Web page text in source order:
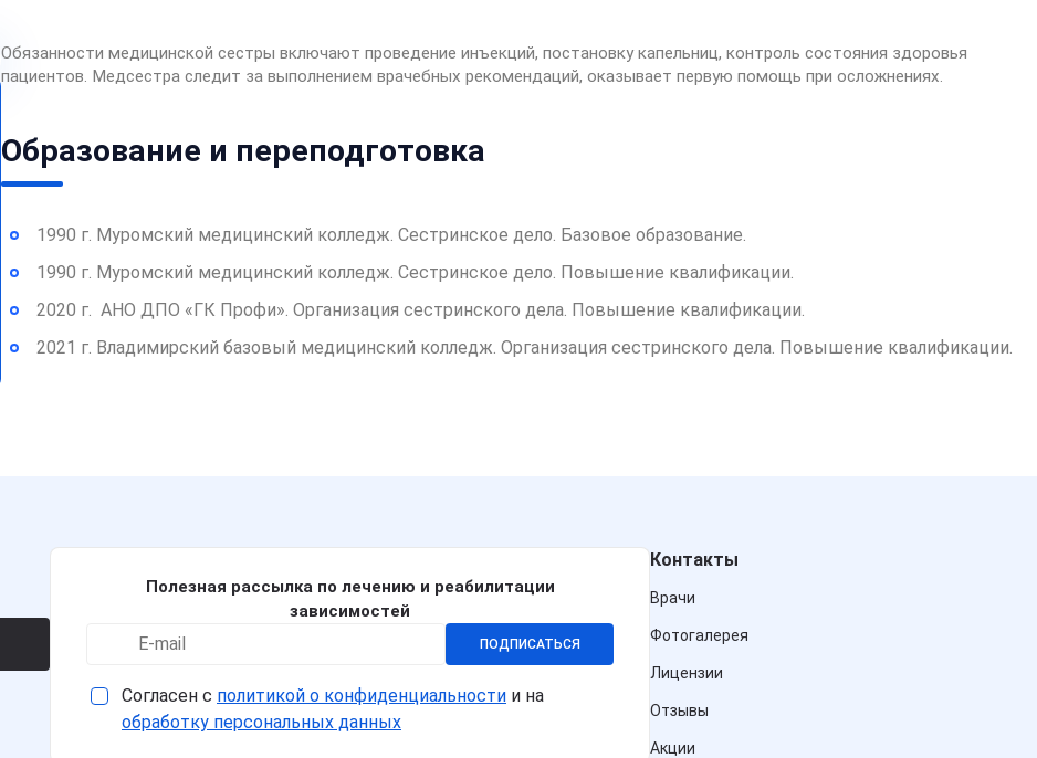
Обязанности медицинской сестры включают проведение инъекций, постановку капельниц, контроль состояния здоровья
пациентов. Медсестра следит за выполнением врачебных рекомендаций, оказывает первую помощь при осложнениях.
Образование и переподготовка
1990 г. Муромский медицинский колледж. Сестринское дело. Базовое образование.
1990 г. Муромский медицинский колледж. Сестринское дело. Повышение квалификации.
2020 г. АНО ДПО «ГК Профи». Организация сестринского дела. Повышение квалификации.
2021 г. Владимирский базовый медицинский колледж. Организация сестринского дела. Повышение квалификации.
Полезная рассылка по лечению и реабилитации
зависимостей
ПОДПИСАТЬСЯ
Согласен с политикой о конфиденциальности и на
обработку персональных данных
Контакты
Врачи
Фотогалерея
Лицензии
Отзывы
Акции